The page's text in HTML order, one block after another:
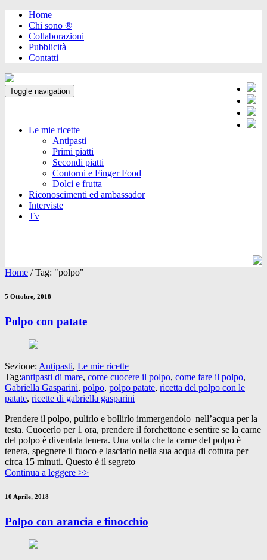
Home
Chi sono ®️
Collaborazioni
Pubblicità
Contatti
Toggle navigation
Le mie ricette
Antipasti
Primi piatti
Secondi piatti
Contorni e Finger Food
Dolci e frutta
Riconoscimenti ed ambassador
Interviste
Tv
Home /Tag: "polpo"
5 Ottobre, 2018
Polpo con patate
Sezione: Antipasti, Le mie ricette
Tag:antipasti di mare, come cuocere il polpo, come fare il polpo,
Gabriella Gasparini, polpo, polpo patate, ricetta del polpo con le
patate, ricette di gabriella gasparini
Prendere il polpo, pulirlo e bollirlo immergendolo nell’acqua per la
testa. Cuocerlo per 1 ora, prendere il forchettone e sentire se la carne
del polpo è diventata tenera. Una volta che la carne del polpo è
tenera, spegnere il fuoco e lasciarlo nella sua acqua di cottura per
circa 15 minuti. Questo è il segreto
Continua a leggere >>
10 Aprile, 2018
Polpo con arancia e finocchio